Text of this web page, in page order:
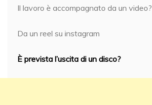
Il lavoro è accompagnato da un video?
Da un reel su instagram
È prevista l’uscita di un disco?